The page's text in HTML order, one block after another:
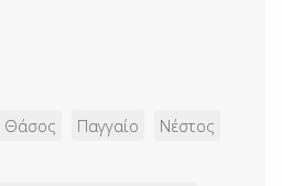
Θάσος Παγγαίο
Νέστος